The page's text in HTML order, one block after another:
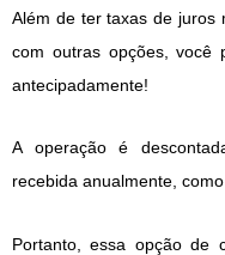
Além de ter taxas de juros
com outras opções, você
antecipadamente!
A operação é
recebida anualmente,
Portanto, essa opção de